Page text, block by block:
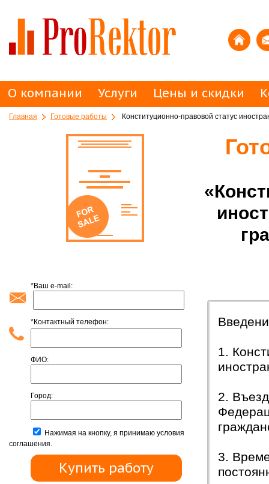
О компании Услуги Цены и скидки
Главная Готовые работы Конституционно-правовой статус
*Ваш e-mail:
*Контактный телефон:
ФИО:
Город:
Нажимая на кнопку, я принимаю условия
соглашения.
1.
2.
3.